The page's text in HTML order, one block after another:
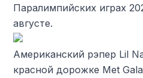
Паралимпийских играх
августе.
Американский рэпер Lil
красной дорожке Met